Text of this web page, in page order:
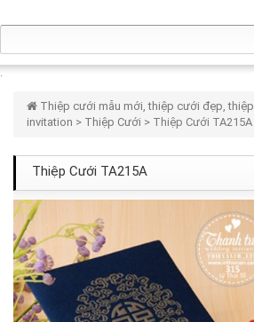
Thiệp cưới mẫu mới, thiệp cưới đẹp,
invitation > Thiệp Cưới > Thiệp Cưới TA215A
Thiệp Cưới TA215A